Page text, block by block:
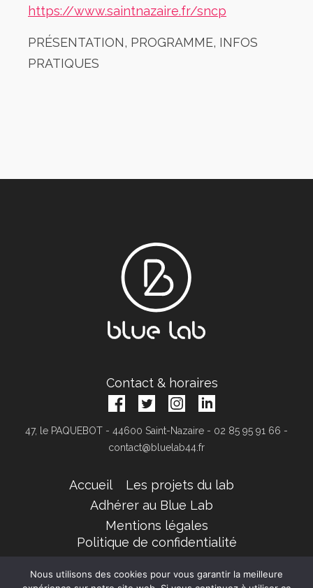
https://www.saintnazaire.fr/sncp
PRÉSENTATION, PROGRAMME, INFOS
PRATIQUES
Accueil
Les projets du lab
Adhérer au Blue Lab
Mentions légales
Politique de confidentialité
© 2019 Blue Lab. Tous droits réservés.
Contact & horaires
47, le PAQUEBOT - 44600 Saint-Nazaire - 02 85 95 91 66 -
contact@bluelab44.fr
Nous utilisons des cookies pour vous garantir la meilleure